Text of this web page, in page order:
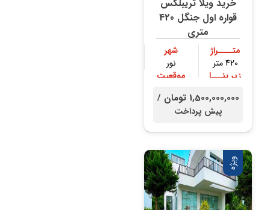
خرید ویلا تریبلکس
قواره اول جنگل 420
متری
متــــراژ
420 متر
شهر
نور
زیر بنـــا
موقعیت
1,500,000,000 تومان /
پیش پرداخت
ویژه